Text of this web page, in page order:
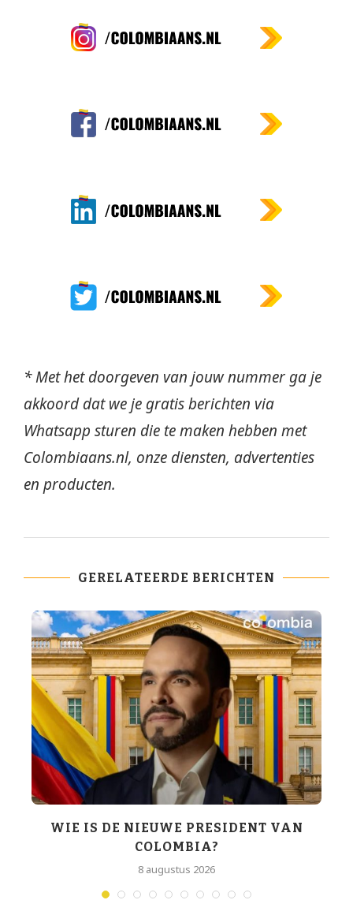
* Met het doorgeven van jouw nummer ga je
akkoord dat we je gratis berichten via
Whatsapp sturen die te maken hebben met
Colombiaans.nl, onze diensten, advertenties
en producten.
GERELATEERDE BERICHTEN
WIE IS DE NIEUWE PRESIDENT VAN
COLOMBIA?
8 augustus 2026